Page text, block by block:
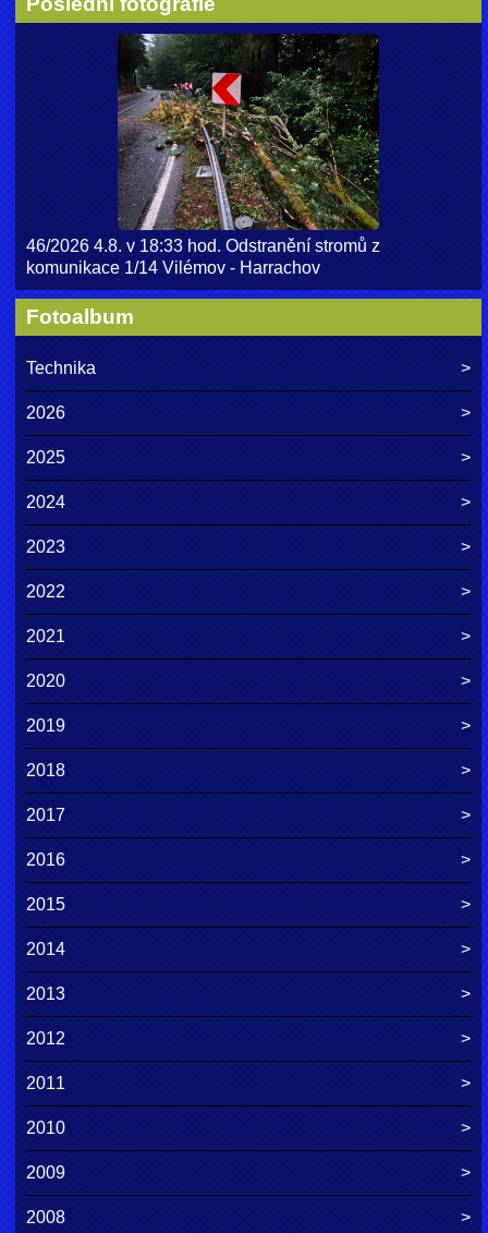
46/2026 4.8. v 18:33 hod. Odstranění stromů z
komunikace 1/14 Vilémov - Harrachov
Fotoalbum
Technika
2026
2025
2024
2023
2022
2021
2020
2019
2018
2017
2016
2015
2014
2013
2012
2011
2010
2009
2008